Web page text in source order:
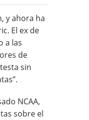
y ahora ha
El ex de
a las
de
sin
NCAA,
sobre el